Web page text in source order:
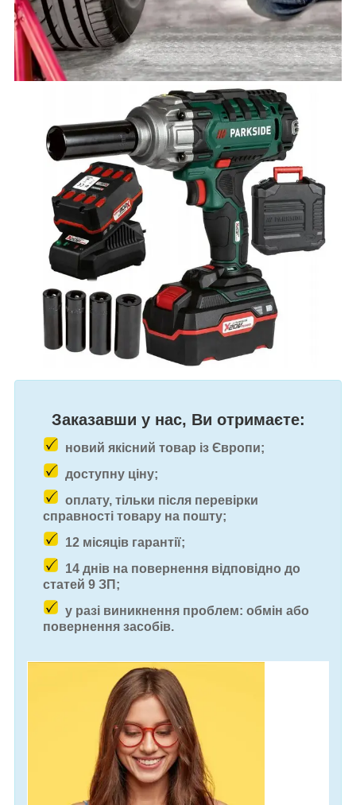
Заказавши у нас, Ви отримаєте:
новий якісний товар із Європи;
доступну ціну;
оплату, тільки після перевірки
справності товару на пошту;
12 місяців гарантії;
14 днів на повернення відповідно до
статей 9 ЗП;
у разі виникнення проблем: обмін або
повернення засобів.